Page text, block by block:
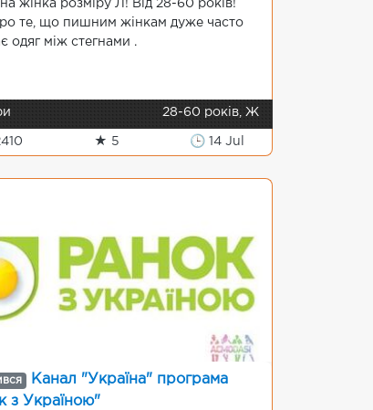
жінка розміру Л! Від 28-60 років!
те, що пишним жінкам дуже часто
одяг між стегнами .
28-60 років, Ж
★ 5 🕒 14 Jul
Канал "Україна" програма
з Україною"